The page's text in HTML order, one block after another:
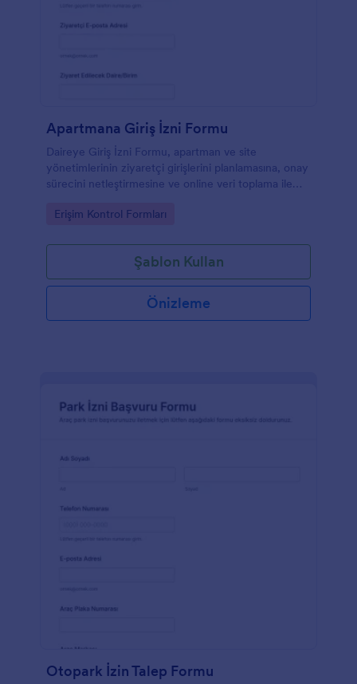
Apartmana Giriş İzni Formu
Daireye Giriş İzni Formu, apartman ve site
yönetimlerinin ziyaretçi girişlerini planlamasına, onay
sürecini netleştirmesine ve online veri toplama ile
olur.
Go to Category:
Erişim Kontrol Formları
Şablon Kullan
Önizleme
Otopark İzin Talep Formu